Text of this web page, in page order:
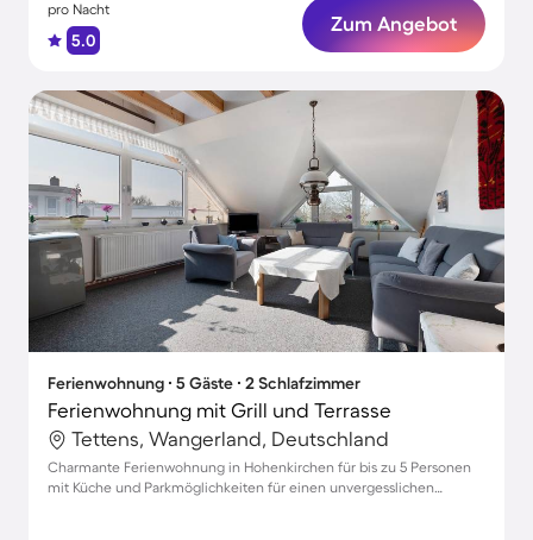
pro Nacht
5.0
Zum Angebot
Ferienwohnung ∙ 5 Gäste ∙ 2 Schlafzimmer
Ferienwohnung mit Grill und Terrasse
Tettens, Wangerland, Deutschland
Charmante Ferienwohnung in Hohenkirchen für bis zu 5 Personen
mit Küche und Parkmöglichkeiten für einen unvergesslichen